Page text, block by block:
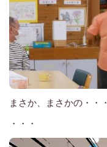
まさか、まさかの・・・
・・・